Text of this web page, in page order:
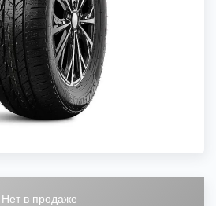
Нет в продаже